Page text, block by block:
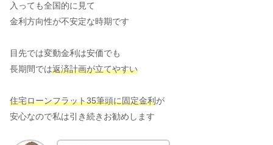
入っても全国的に見て
金利方向性が不安定な時期です
目先では変動金利は安価でも
長期間では返済計画が立てやすい
住宅ローンフラット35筆頭に固定金利が
安心なので私は引き続きお勧めします